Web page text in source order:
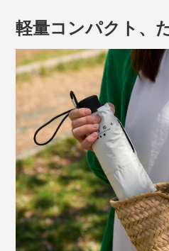
形状だけでなく、傘生地の
表面に撥水コーティング加
5級（最高等級）。びしょ濡
で水滴がスルスル落ちて、
す。
軽量コンパクト、